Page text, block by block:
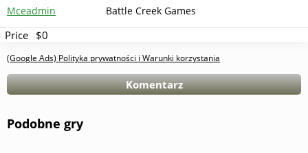
Mceadmin Battle Creek Games
Price $0
(Google Ads) Polityka prywatności i Warunki korzystania
Komentarz
Podobne gry